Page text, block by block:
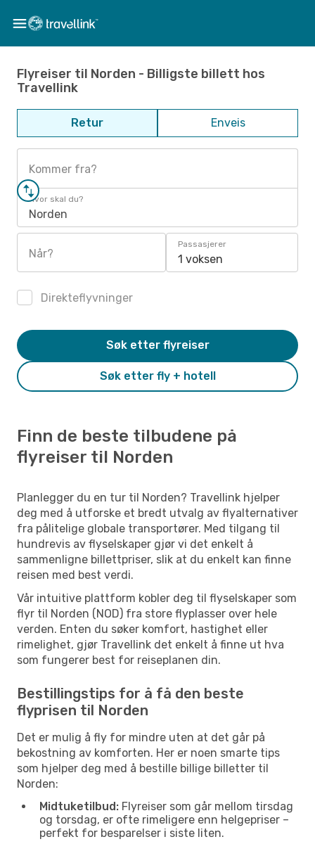
Flyreiser til Norden - Billigste billett hos
Travellink
Retur Enveis
Kommer fra?
Hvor skal du?
Norden
Når?
Passasjerer
1 voksen
Direkteflyvninger
Søk etter fly + hotell
Søk etter flyreiser
Finn de beste tilbudene på
flyreiser til Norden
Planlegger du en tur til Norden? Travellink hjelper
deg med å utforske et bredt utvalg av flyalternativer
fra pålitelige globale transportører. Med tilgang til
hundrevis av flyselskaper gjør vi det enkelt å
sammenligne billettpriser, slik at du enkelt kan finne
reisen med best verdi.
Vår intuitive plattform kobler deg til flyselskaper som
flyr til Norden (NOD) fra store flyplasser over hele
verden. Enten du søker komfort, hastighet eller
rimelighet, gjør Travellink det enkelt å finne ut hva
som fungerer best for reiseplanen din.
Bestillingstips for å få den beste
flyprisen til Norden
Det er mulig å fly for mindre uten at det går på
bekostning av komforten. Her er noen smarte tips
som hjelper deg med å bestille billige billetter til
Norden:
Midtuketilbud: Flyreiser som går mellom tirsdag
og torsdag, er ofte rimeligere enn helgepriser –
perfekt for besparelser i siste liten.